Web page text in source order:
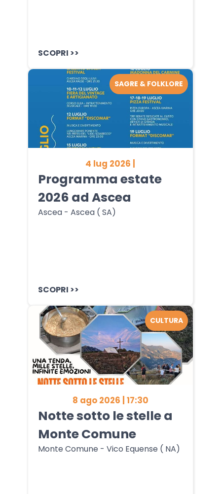
SCOPRI >>
4 lug 2026 |
Programma estate
2026 ad Ascea
Ascea - Ascea ( SA)
SCOPRI >>
SAGRE & FOLKLORE
8 ago 2026 | 17:30
Notte sotto le stelle a
Monte Comune
Monte Comune - Vico Equense ( NA)
CULTURA